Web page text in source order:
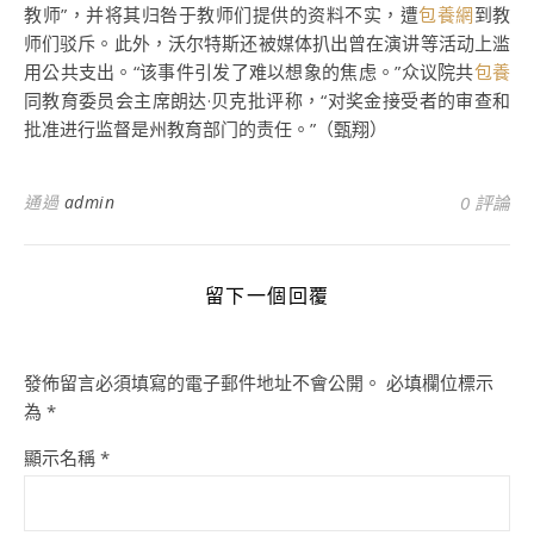
教师”，并将其归咎于教师们提供的资料不实，遭包養網到教
师们驳斥。此外，沃尔特斯还被媒体扒出曾在演讲等活动上滥
用公共支出。“该事件引发了难以想象的焦虑。”众议院共包養
同教育委员会主席朗达·贝克批评称，“对奖金接受者的审查和
批准进行监督是州教育部门的责任。”（甄翔）
通過 admin 0 評論
留下一個回覆
發佈留言必須填寫的電子郵件地址不會公開。 必填欄位標示
為 *
顯示名稱 *